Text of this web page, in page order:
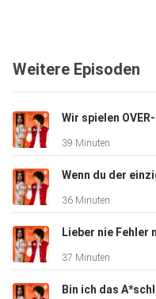
Mehr Infos zu der
Instagram: https://
YouTube: https://
Weitere Episoden
39 Minuten
36 Minuten
37 Minuten